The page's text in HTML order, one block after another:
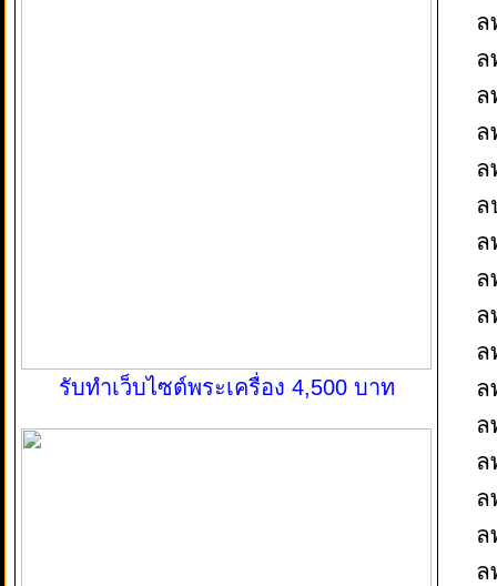
รับทำเว็บไซต์พระเครื่อง 4,500 บาท
ล
ล
ล
ล
ล
ล
ล
ล
ล
ล
ล
ล
ล
ล
ล
ล